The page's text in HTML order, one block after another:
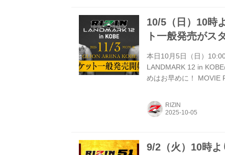
10/5（日）10時
ト一般発売がス
本日10月5日（日）
LANDMARK 12 in
めはお早めに！ MOVIE
は予定です。決定次第
20:00〜21:00頃 ※試合
RIZIN
9/2（火）10時